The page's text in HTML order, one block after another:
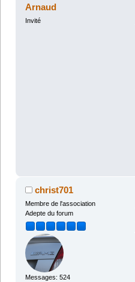
Arnaud
Invité
christ701
Membre de l'association
Adepte du forum
Messages: 524